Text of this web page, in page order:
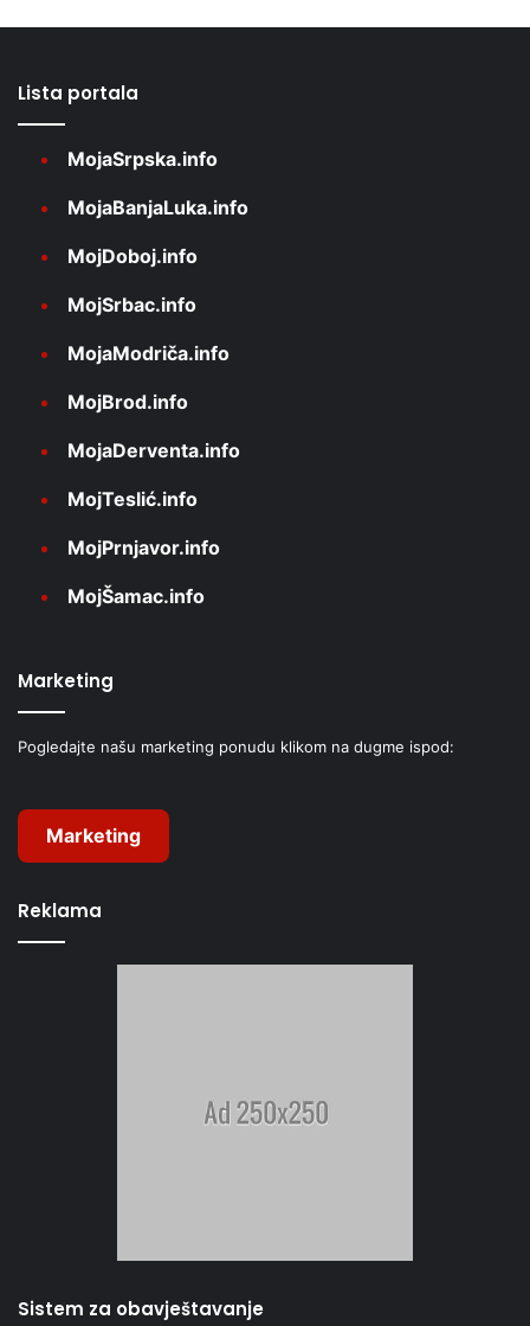
Lista portala
MojaSrpska.info
MojaBanjaLuka.info
MojDoboj.info
MojSrbac.info
MojaModriča.info
MojBrod.info
MojaDerventa.info
MojTeslić.info
MojPrnjavor.info
MojŠamac.info
Marketing
Pogledajte našu marketing ponudu klikom na dugme ispod:
Marketing
Reklama
Sistem za obavještavanje